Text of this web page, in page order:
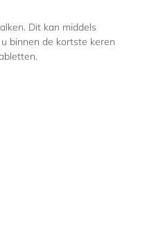
Dit kan middels
binnen de kortste keren